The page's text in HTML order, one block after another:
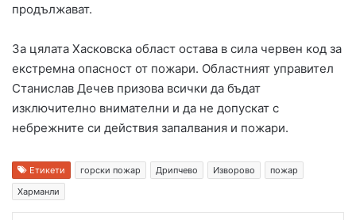
продължават.
За цялата Хасковска област остава в сила червен код за
екстремна опасност от пожари. Областният управител
Станислав Дечев призова всички да бъдат
изключително внимателни и да не допускат с
небрежните си действия запалвания и пожари.
Етикети горски пожар Дрипчево Изворово
пожар
Харманли